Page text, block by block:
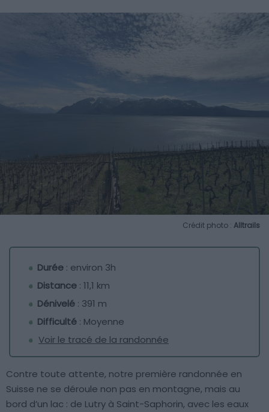
Crédit photo : Alltrails
Durée : environ 3h
Distance : 11,1 km
Dénivelé : 391 m
Difficulté : Moyenne
Voir le tracé de la randonnée
Contre toute attente, notre première randonnée en
Suisse ne se déroule non pas en montagne, mais au
bord d’un lac : de Lutry à Saint-Saphorin, avec les eaux